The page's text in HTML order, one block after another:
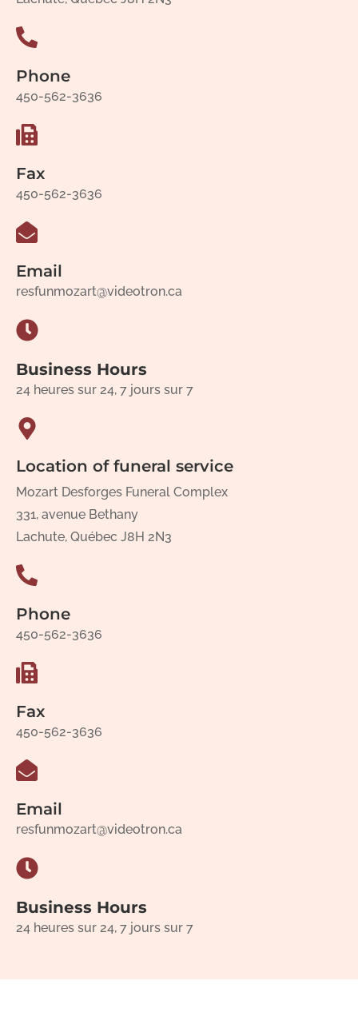
Phone
450-562-3636
Fax
450-562-3636
Email
resfunmozart@videotron.ca
Business Hours
24 heures sur 24, 7 jours sur 7
Location of funeral service
Mozart Desforges Funeral Complex
331, avenue Bethany
Lachute, Québec J8H 2N3
Phone
450-562-3636
Fax
450-562-3636
Email
resfunmozart@videotron.ca
Business Hours
24 heures sur 24, 7 jours sur 7